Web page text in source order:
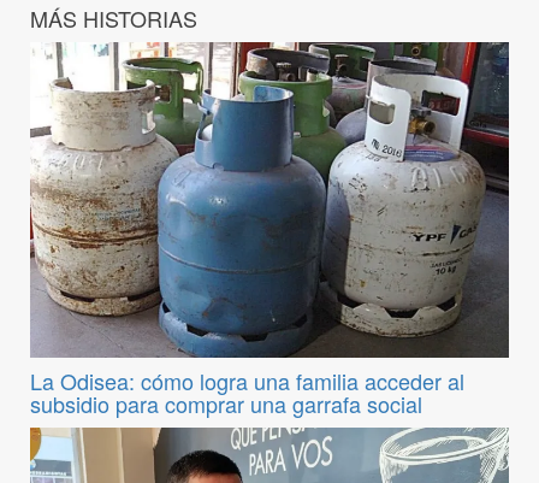
MÁS HISTORIAS
La Odisea: cómo logra una familia acceder al
subsidio para comprar una garrafa social